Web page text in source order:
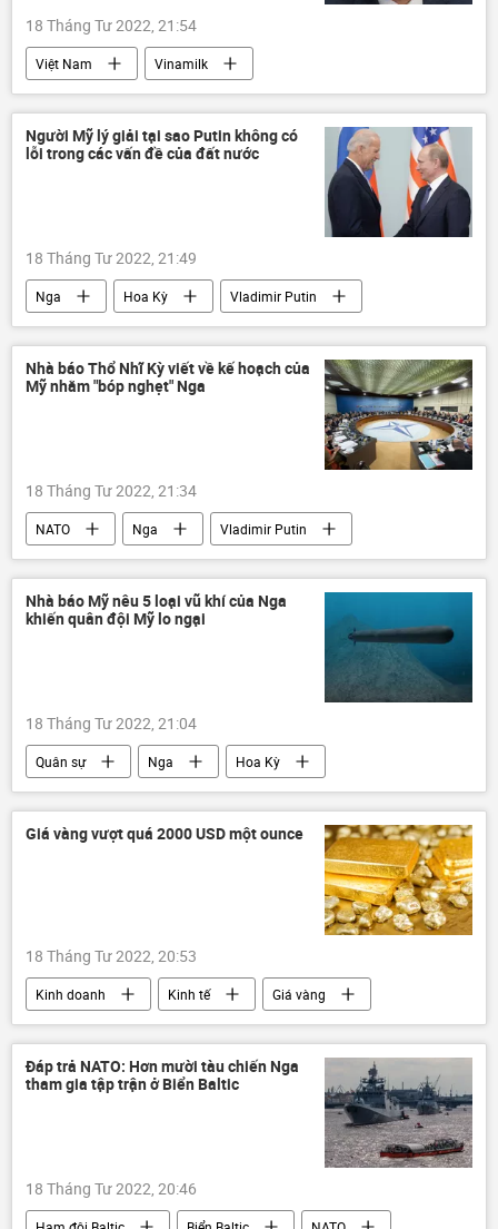
18 Tháng Tư 2022, 21:54
Việt Nam
Vinamilk
Nguyễn Hạnh Phúc
Vietcombank
Kinh tế
Kinh doanh
Người Mỹ lý giải tại sao Putin không có
lỗi trong các vấn đề của đất nước
18 Tháng Tư 2022, 21:49
Nga Hoa Kỳ
Vladimir Putin
Chính trị
trừng phạt
Kinh doanh
Kinh tế
Nhà báo Thổ Nhĩ Kỳ viết về kế hoạch của
Mỹ nhằm "bóp nghẹt" Nga
18 Tháng Tư 2022, 21:34
NATO Nga
Vladimir Putin
Thổ Nhĩ Kỳ
Báo chí thế giới
Hoa Kỳ
Nhà báo Mỹ nêu 5 loại vũ khí của Nga
khiến quân đội Mỹ lo ngại
18 Tháng Tư 2022, 21:04
Quân sự Nga
Hoa Kỳ
Yars
Mi-28NM
Pantsir-S1
S-400
Poseidon
Quân đội Nga
Giá vàng vượt quá 2000 USD một ounce
18 Tháng Tư 2022, 20:53
Kinh doanh Kinh tế
Giá vàng
vàng
Đáp trả NATO: Hơn mười tàu chiến Nga
tham gia tập trận ở Biển Baltic
18 Tháng Tư 2022, 20:46